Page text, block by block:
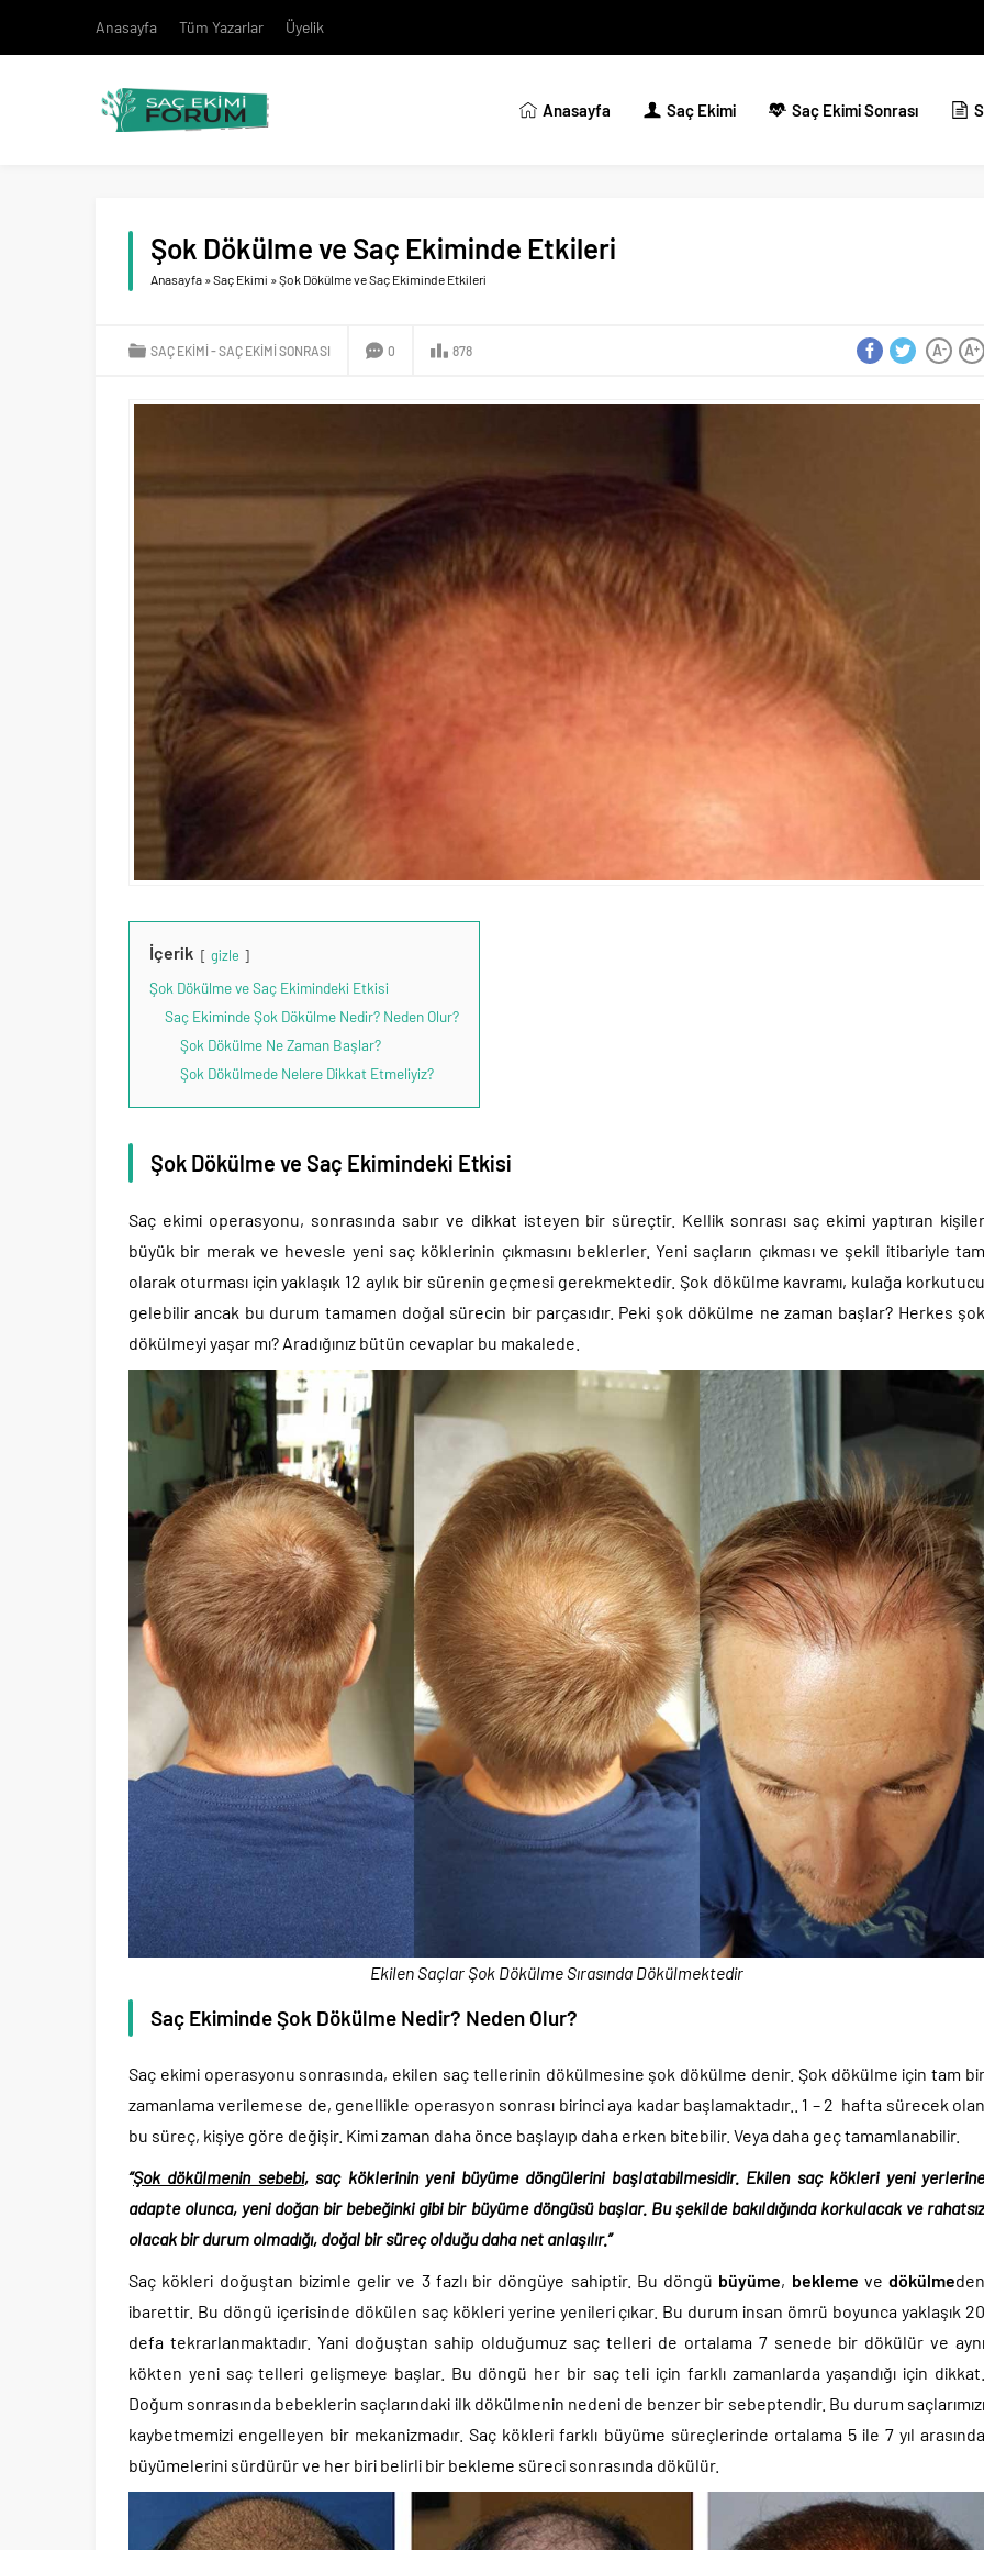
Anasayfa Tüm Yazarlar Üyelik
Anasayfa Saç Ekimi Saç Ekimi Sonrası
Şok Dökülme ve Saç Ekiminde Etkileri
Anasayfa »Saç Ekimi »Şok Dökülme ve Saç Ekiminde Etkileri
SAÇ EKIMI SAÇ EKIMI SONRASI 0 878 A+
A-
İçerik gizle
Şok Dökülme ve Saç Ekimindeki Etkisi
Saç Ekiminde Şok Dökülme Nedir? Neden Olur?
Şok Dökülme Ne Zaman Başlar?
Şok Dökülmede Nelere Dikkat Etmeliyiz?
Şok Dökülme ve Saç Ekimindeki Etkisi
Saç ekimi operasyonu, sonrasında sabır ve dikkat isteyen bir süreçtir. Kellik sonrası saç ekimi yaptıran kişiler
büyük bir merak ve hevesle yeni saç köklerinin çıkmasını beklerler. Yeni saçların çıkması ve şekil itibariyle tam
olarak oturması için yaklaşık 12 aylık bir sürenin geçmesi gerekmektedir. Şok dökülme kavramı, kulağa korkutucu
gelebilir ancak bu durum tamamen doğal sürecin bir parçasıdır. Peki şok dökülme ne zaman başlar? Herkes şok
dökülmeyi yaşar mı? Aradığınız bütün cevaplar bu makalede.
Ekilen Saçlar Şok Dökülme Sırasında Dökülmektedir
Saç Ekiminde Şok Dökülme Nedir? Neden Olur?
Saç ekimi operasyonu sonrasında, ekilen saç tellerinin dökülmesine şok dökülme denir. Şok dökülme için tam bir
zamanlama verilemese de, genellikle operasyon sonrası birinci aya kadar başlamaktadır.. 1 – 2 hafta sürecek olan
bu süreç, kişiye göre değişir. Kimi zaman daha önce başlayıp daha erken bitebilir. Veya daha geç tamamlanabilir.
“Şok dökülmenin sebebi, saç köklerinin yeni büyüme döngülerini başlatabilmesidir. Ekilen saç kökleri yeni
adapte olunca, yeni doğan bir bebeğinki gibi bir büyüme döngüsü başlar. Bu şekilde bakıldığında korkulacak ve rahatsız
olacak bir durum olmadığı, doğal bir süreç olduğu daha net anlaşılır.”
Saç kökleri doğuştan bizimle gelir ve 3 fazlı bir döngüye sahiptir. Bu döngü büyüme, bekleme ve dökülmeden
ibarettir. Bu döngü içerisinde dökülen saç kökleri yerine yenileri çıkar. Bu durum insan ömrü boyunca yaklaşık 20
defa tekrarlanmaktadır. Yani doğuştan sahip olduğumuz saç telleri de ortalama 7 senede bir dökülür ve aynı
kökten yeni saç telleri gelişmeye başlar. Bu döngü her bir saç teli için farklı zamanlarda yaşandığı için dikkat.
Doğum sonrasında bebeklerin saçlarındaki ilk dökülmenin nedeni de benzer bir sebeptendir. Bu durum saçlarımızı
kaybetmemizi engelleyen bir mekanizmadır. Saç kökleri farklı büyüme süreçlerinde ortalama 5 ile 7 yıl arasında
büyümelerini sürdürür ve her biri belirli bir bekleme süreci sonrasında dökülür.